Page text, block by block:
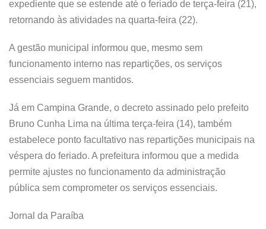
expediente que se estende até o feriado de terça-feira (21),
retornando às atividades na quarta-feira (22).
A gestão municipal informou que, mesmo sem
funcionamento interno nas repartições, os serviços
essenciais seguem mantidos.
Já em Campina Grande, o decreto assinado pelo prefeito
Bruno Cunha Lima na última terça-feira (14), também
estabelece ponto facultativo nas repartições municipais na
véspera do feriado. A prefeitura informou que a medida
permite ajustes no funcionamento da administração
pública sem comprometer os serviços essenciais.
Jornal da Paraíba